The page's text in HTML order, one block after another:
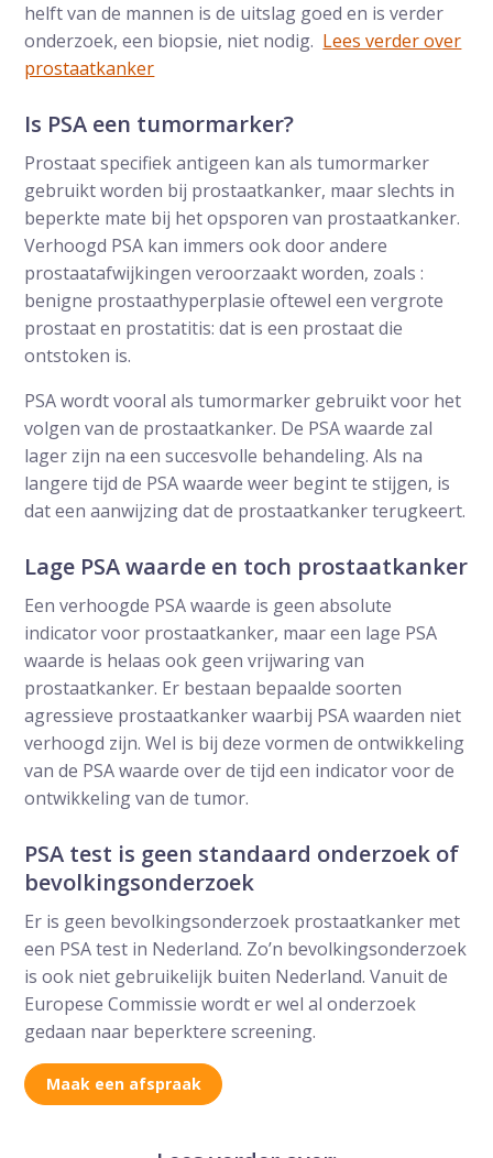
helft van de mannen is de uitslag goed en is verder
onderzoek, een biopsie, niet nodig. Lees verder over
prostaatkanker
Is PSA een tumormarker?
Prostaat specifiek antigeen kan als tumormarker
gebruikt worden bij prostaatkanker, maar slechts in
beperkte mate bij het opsporen van prostaatkanker.
Verhoogd PSA kan immers ook door andere
prostaatafwijkingen veroorzaakt worden, zoals :
benigne prostaathyperplasie oftewel een vergrote
prostaat en prostatitis: dat is een prostaat die
ontstoken is.
PSA wordt vooral als tumormarker gebruikt voor het
volgen van de prostaatkanker. De PSA waarde zal
lager zijn na een succesvolle behandeling. Als na
langere tijd de PSA waarde weer begint te stijgen, is
dat een aanwijzing dat de prostaatkanker terugkeert.
Lage PSA waarde en toch prostaatkanker
Een verhoogde PSA waarde is geen absolute
indicator voor prostaatkanker, maar een lage PSA
waarde is helaas ook geen vrijwaring van
prostaatkanker. Er bestaan bepaalde soorten
agressieve prostaatkanker waarbij PSA waarden niet
verhoogd zijn. Wel is bij deze vormen de ontwikkeling
van de PSA waarde over de tijd een indicator voor de
ontwikkeling van de tumor.
PSA test is geen standaard onderzoek of
bevolkingsonderzoek
Er is geen bevolkingsonderzoek prostaatkanker met
een PSA test in Nederland. Zo’n bevolkingsonderzoek
is ook niet gebruikelijk buiten Nederland. Vanuit de
Europese Commissie wordt er wel al onderzoek
gedaan naar beperktere screening.
Maak een afspraak